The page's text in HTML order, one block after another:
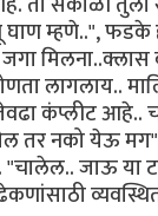
म्हणे..", फडके
लागलाय..
कंप्लीट आहे..
नको येऊ
जाऊ या
व्यवस्थित